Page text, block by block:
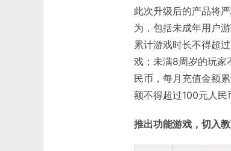
此次升级后的产品将
为，包括未成年用户
累计游戏时长不得超
戏；未满8周岁的玩家
民币，每月充值金额
额不得超过100元人民
推出功能游戏，切入